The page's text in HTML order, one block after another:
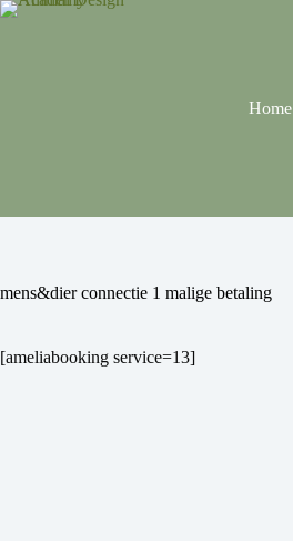
Ga
Home
mens&dier connectie 1 malige betaling
[ameliabooking service=13]